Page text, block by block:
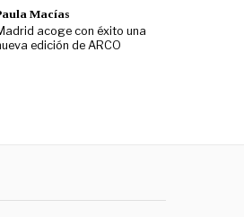
Macías
acoge con éxito una
edición de ARCO